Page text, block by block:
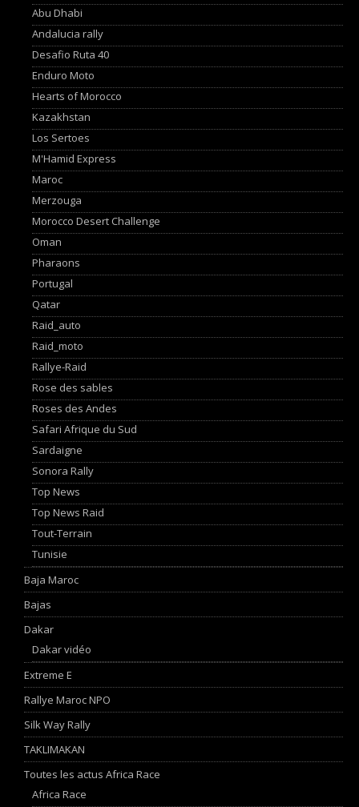
Abu Dhabi
Andalucia rally
Desafio Ruta 40
Enduro Moto
Hearts of Morocco
Kazakhstan
Los Sertoes
M'Hamid Express
Maroc
Merzouga
Morocco Desert Challenge
Oman
Pharaons
Portugal
Qatar
Raid_auto
Raid_moto
Rallye-Raid
Rose des sables
Roses des Andes
Safari Afrique du Sud
Sardaigne
Sonora Rally
Top News
Top News Raid
Tout-Terrain
Tunisie
Baja Maroc
Bajas
Dakar
Dakar vidéo
Extreme E
Rallye Maroc NPO
Silk Way Rally
TAKLIMAKAN
Toutes les actus Africa Race
Africa Race